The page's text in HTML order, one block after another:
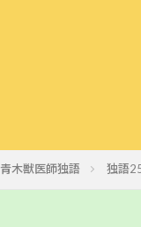
青木獣医師独語 独語